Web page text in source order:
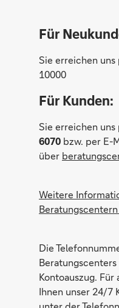
Martin Krebs
Claudia Kister
Für
Sie erreichen uns
10000
Für Kunden:
Sie erreichen
6070 bzw. per E-
über
Weitere
Die
Kontoauszug.
Ihnen unser 24/7